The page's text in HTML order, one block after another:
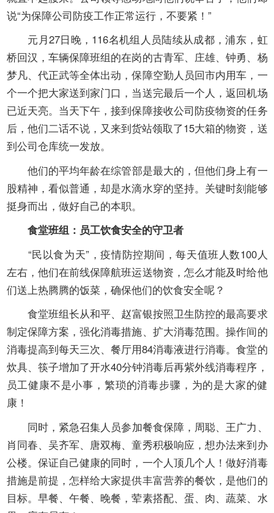
说“为保障公司防疫工作正常运行，不要紧！”
元月27日晚， 116名机组人员陆续从成都，浦东，虹
桥回汉，车辆保障班组的在岗的古青军、庄雄、钟勇、杨
梦凡、代正武等全体出动，保障空勤人员回市内用车，一
个一个把大家送到家门口，当送完最后一个人，返回机场
已近天亮。当天下午，接到保障接收公司防疫物资的任务
后，他们二话不说，又来到货站领取了15大箱的物资，送
到公司仓库统一发放。
他们的平均年龄在综管部是最大的，但他们身上有一
股精神，看似普通，却是水滴水穿的坚持。关键时刻能够
挺身而出，做好自己的本职。
食堂班组：员工饮食安全的守卫者
“民以食为天”，疫情防控期间，每天值班人数100人
左右，他们在前线保障航班运送物资，怎么才能及时给他
们送上热腾腾的饭菜，确保他们的饮食安全呢？
食堂班组长从和平、赵富银按照卫生防控的最高要求
制定保障方案，强化消毒措施、扩大消毒范围。操作间的
消毒提高到每天三次、餐厅用84消毒液进行消毒。食堂的
炊具、筷子增加了开水40分钟消毒后再紫外线消毒程序，
员工健康不是小事，繁琐的消毒步骤，为的是大家的健
康！
同时，紧急召集人员参加餐食保障，周聪、王广力、
肖同春、吴齐军、唐双梅、童秀积极响应，想办法来到办
公楼。保证自己健康的同时，一个人顶几个人！做好消毒
措施是前提，怎样给大家提供丰富营养的餐饮，是他们的
目标。早餐、午餐、晚餐，荤素搭配、蛋、肉、蔬菜、水